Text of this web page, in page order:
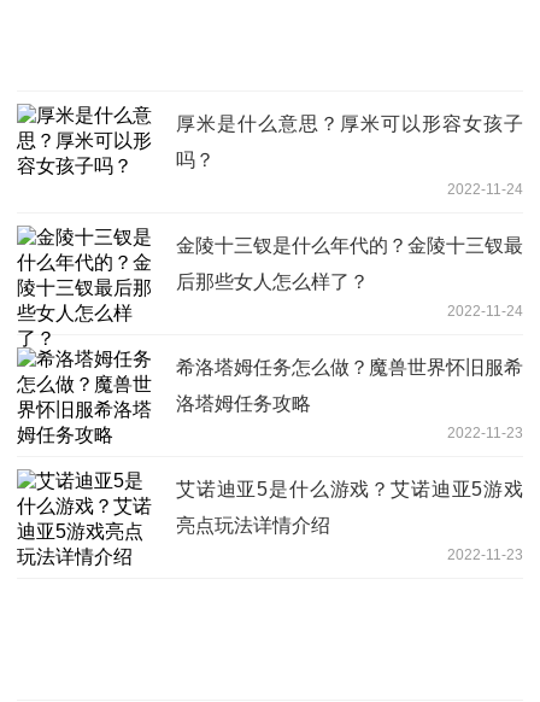
厚米是什么意思？厚米可以形容女孩子
吗？
2022-11-24
金陵十三钗是什么年代的？金陵十三钗最
后那些女人怎么样了？
2022-11-24
希洛塔姆任务怎么做？魔兽世界怀旧服希
洛塔姆任务攻略
2022-11-23
艾诺迪亚5是什么游戏？艾诺迪亚5游戏
亮点玩法详情介绍
2022-11-23